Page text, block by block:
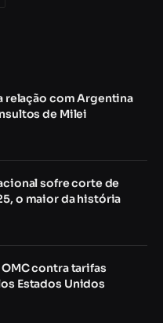
relação com Argentina
de Milei
sofre corte de
o maior da história
contra tarifas
Estados Unidos